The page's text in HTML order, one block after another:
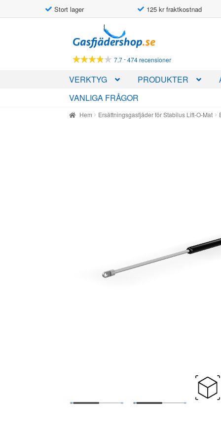
Stort lager 125 kr fraktkostnad
till
navigering
till
innehåll
7.7-474 recensioner
VERKTYG PRODUKTER
VANLIGA FRÅGOR
Hem Ersättningsgasfjäder för Stabilus Lift-O-Mat